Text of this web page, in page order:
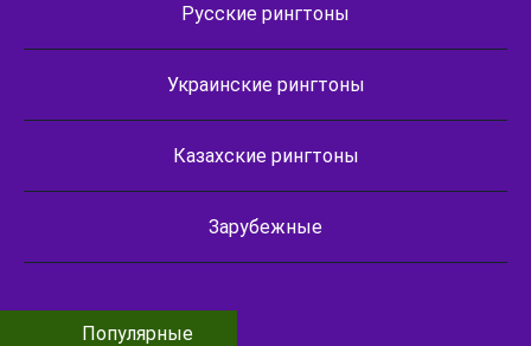
Русские рингтоны
Украинские рингтоны
Казахские рингтоны
Зарубежные
Популярные